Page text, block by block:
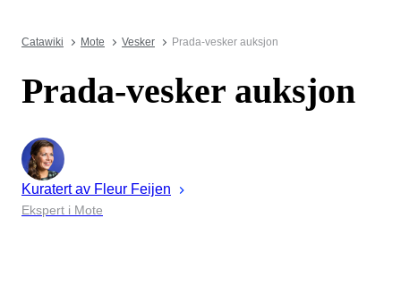
Catawiki Mote Vesker Prada-vesker auksjon
Prada-vesker auksjon
Kuratert av Fleur Feijen
Ekspert i Mote